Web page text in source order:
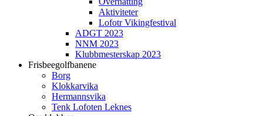
Aktiviteter
Lofotr Vikingfestival
ADGT 2023
NNM 2023
Klubbmesterskap 2023
Frisbeegolfbanene
Borg
Klokkarvika
Hermannsvika
Tenk Lofoten Leknes